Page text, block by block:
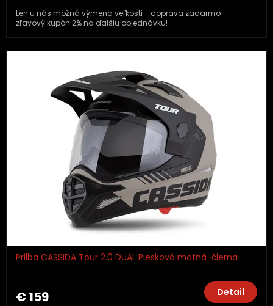
Len u nás možná výmena veľkosti - doprava zadarmo -
zľavový kupón 2% na ďalšiu objednávku!
Prilba CASSIDA Tour 2.0 DUAL Piesková matná-čierna
€ 159 Detail